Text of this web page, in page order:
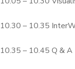
10.30 – 10.35
10.35 – 10.45 Q & A